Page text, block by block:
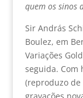
quem os sinos
Sir András
Boulez, em
Variações
seguida.
(reproduzo